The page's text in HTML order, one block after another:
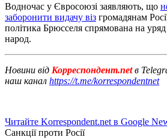
Водночас у Євросоюзі заявляють, що
заборонити видачу віз громадянам
політика Брюсселя спрямована на
народ.
Новини від Корреспондент.netв
наш канал https://t.me/korrespondentnet
Читайте Korrespondent.net в Google
Санкції проти Росії